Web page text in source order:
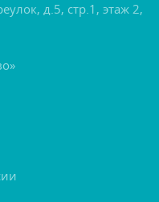
д.5, стр.1, этаж 2,